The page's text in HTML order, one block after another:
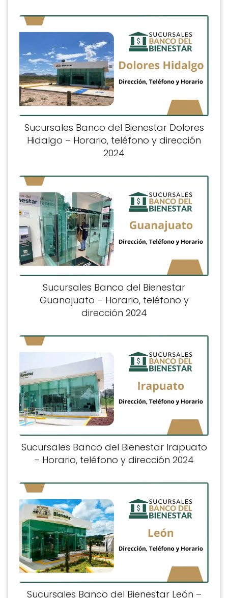
Sucursales Banco del Bienestar Dolores
Hidalgo – Horario, teléfono y dirección
2024
Sucursales Banco del Bienestar
Guanajuato – Horario, teléfono y
dirección 2024
Sucursales Banco del Bienestar Irapuato
– Horario, teléfono y dirección 2024
Sucursales Banco del Bienestar León –